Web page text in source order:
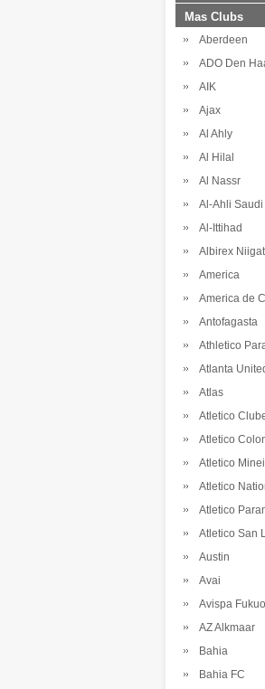
Mas Clubs
Aberdeen
ADO Den
AIK
Ajax
Al Ahly
Al Hilal
Al Nassr
Al-Ahli Saudi
Al-Ittihad
Albirex
America
America de
Antofagasta
Athletico
Atlanta
Atlas
Atletico
Atletico
Atletico
Atletico
Atletico
Atletico San
Austin
Avai
Avispa
AZ Alkmaar
Bahia
Bahia FC